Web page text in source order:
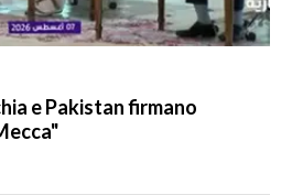
e Pakistan firmano